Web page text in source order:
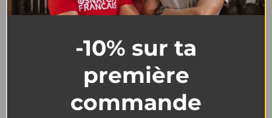
Short Homme Cross
-10% sur ta
première
commande